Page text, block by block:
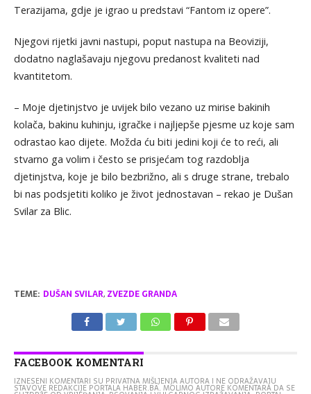
Terazijama, gdje je igrao u predstavi “Fantom iz opere”.
Njegovi rijetki javni nastupi, poput nastupa na Beoviziji,
dodatno naglašavaju njegovu predanost kvaliteti nad
kvantitetom.
– Moje djetinjstvo je uvijek bilo vezano uz mirise bakinih
kolača, bakinu kuhinju, igračke i najljepše pjesme uz koje sam
odrastao kao dijete. Možda ću biti jedini koji će to reći, ali
stvarno ga volim i često se prisjećam tog razdoblja
djetinjstva, koje je bilo bezbrižno, ali s druge strane, trebalo
bi nas podsjetiti koliko je život jednostavan – rekao je Dušan
Svilar za Blic.
TEME: DUŠAN SVILAR, ZVEZDE GRANDA
FACEBOOK KOMENTARI
IZNESENI KOMENTARI SU PRIVATNA MIŠLJENJA AUTORA I NE ODRAŽAVAJU
STAVOVE REDAKCIJE PORTALA HABER.BA. MOLIMO AUTORE KOMENTARA DA SE